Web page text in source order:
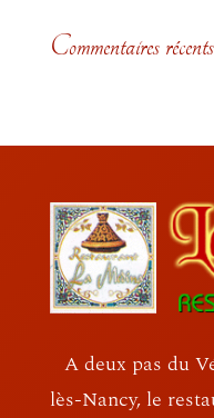
Commentaires récents
A deux pas du
lès-Nancy, le